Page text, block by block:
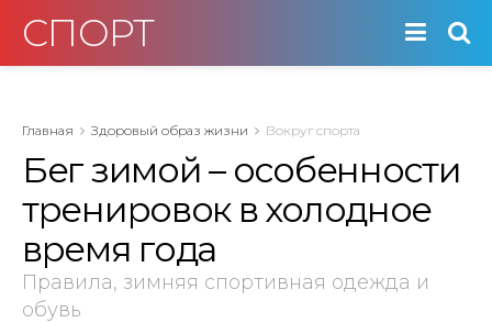
СПОРТ
Главная Здоровый образ жизни Вокруг спорта
Бег зимой – особенности
тренировок в холодное
время года
Правила, зимняя спортивная одежда и
обувь